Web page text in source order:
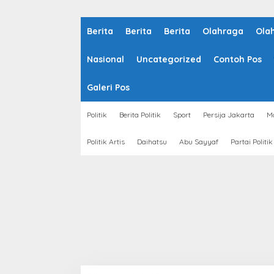
Berita Berita Berita Olahraga
Nasional Uncategorized Contoh Pos
Galeri Pos
Politik Berita Politik Sport Persija Jakarta
Politik Artis Daihatsu Abu Sayyaf Partai Politik